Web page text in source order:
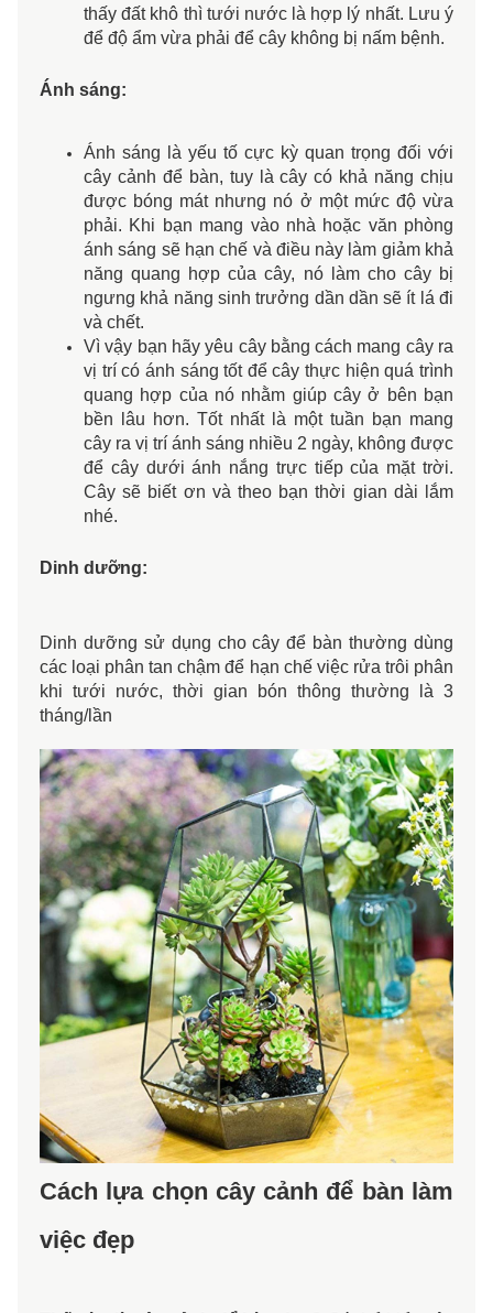
thấy đất khô thì tưới nước là hợp lý nhất. Lưu ý
để độ ẩm vừa phải để cây không bị nấm bệnh.
Ánh sáng:
Ánh sáng là yếu tố cực kỳ quan trọng đối với
cây cảnh để bàn, tuy là cây có khả năng chịu
được bóng mát nhưng nó ở một mức độ vừa
phải. Khi bạn mang vào nhà hoặc văn phòng
ánh sáng sẽ hạn chế và điều này làm giảm khả
năng quang hợp của cây, nó làm cho cây bị
ngưng khả năng sinh trưởng dần dần sẽ ít lá đi
và chết.
Vì vậy bạn hãy yêu cây bằng cách mang cây ra
vị trí có ánh sáng tốt để cây thực hiện quá trình
quang hợp của nó nhằm giúp cây ở bên bạn
bền lâu hơn. Tốt nhất là một tuần bạn mang
cây ra vị trí ánh sáng nhiều 2 ngày, không được
để cây dưới ánh nắng trực tiếp của mặt trời.
Cây sẽ biết ơn và theo bạn thời gian dài lắm
nhé.
Dinh dưỡng:
Dinh dưỡng sử dụng cho cây để bàn thường dùng
các loại phân tan chậm để hạn chế việc rửa trôi phân
khi tưới nước, thời gian bón thông thường là 3
tháng/lần
Cách lựa chọn cây cảnh để bàn làm
việc đẹp